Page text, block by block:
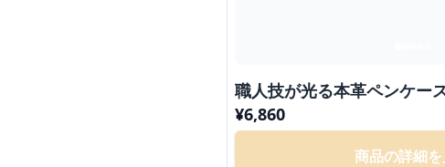
職人技が光る本革ペンケー
¥6,860
商品の詳細